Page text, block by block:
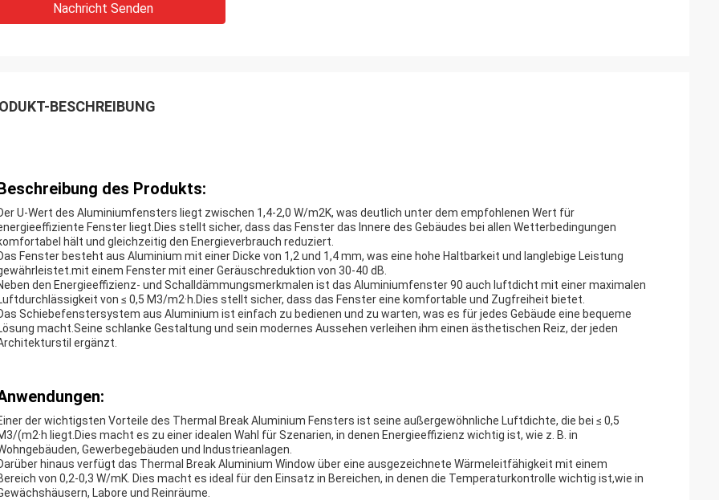
Nachricht Senden
BESCHREIBUNG
des Produkts:
U-Wert des Aluminiumfensters liegt zwischen 1,4-2,0 W/m2K, was deutlich unter dem empfohlenen Wert für
Fenster liegt.Dies stellt sicher, dass das Fenster das Innere des Gebäudes bei allen Wetterbedingungen
hält und gleichzeitig den Energieverbrauch reduziert.
Fenster besteht aus Aluminium mit einer Dicke von 1,2 und 1,4 mm, was eine hohe Haltbarkeit und langlebige Leistung
einem Fenster mit einer Geräuschreduktion von 30-40 dB.
den Energieeffizienz- und Schalldämmungsmerkmalen ist das Aluminiumfenster 90 auch luftdicht mit einer maximalen
von ≤ 0,5 M3/m2·h.Dies stellt sicher, dass das Fenster eine komfortable und Zugfreiheit bietet.
Schiebefenstersystem aus Aluminium ist einfach zu bedienen und zu warten, was es für jedes Gebäude eine bequeme
macht.Seine schlanke Gestaltung und sein modernes Aussehen verleihen ihm einen ästhetischen Reiz, der jeden
ergänzt.
der wichtigsten Vorteile des Thermal Break Aluminium Fensters ist seine außergewöhnliche Luftdichte, die bei ≤ 0,5
(m2·h liegt.Dies macht es zu einer idealen Wahl für Szenarien, in denen Energieeffizienz wichtig ist, wie z. B. in
Gewerbegebäuden und Industrieanlagen.
hinaus verfügt das Thermal Break Aluminium Window über eine ausgezeichnete Wärmeleitfähigkeit mit einem
von 0,2-0,3 W/mK. Dies macht es ideal für den Einsatz in Bereichen, in denen die Temperaturkontrolle wichtig ist,wie in
Labore und Reinräume.